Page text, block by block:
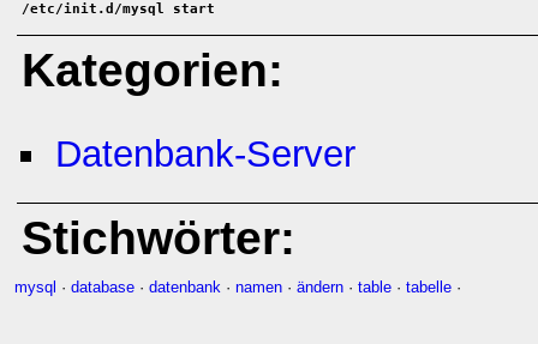
/etc/init.d/mysql start
Kategorien:
Datenbank-Server
Stichwörter:
mysql · database · datenbank · namen · ändern · table · tabelle ·